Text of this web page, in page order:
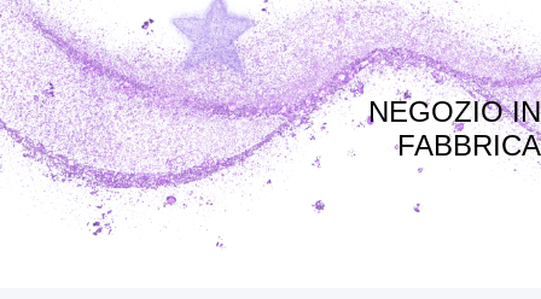
NEGOZIO IN
FABBRICA